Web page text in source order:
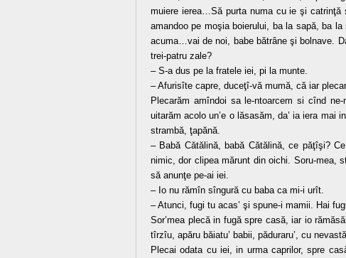
muiere ierea…Să purta numa cu ie şi
amandoo pe moşia boierului, ba la sapă, ba
acuma…vai de noi, babe bătrâne şi bolnave.
trei-patru zale?
– S-a dus pe la fratele iei, pi la munte.
– Afurisîte capre, duceţî-vă mumă, că iar
Plecarăm amîndoi sa le-ntoarcem si cînd
uitarăm acolo un’e o lăsasăm, da’ ia iera mai
strambă, ţapănă.
– Babă Cătălină, babă Cătălină, ce păţîşi?
nimic, dor clipea mărunt din oichi. Soru-mea,
să anunţe pe-ai iei.
– Io nu rămîn sîngură cu baba ca mi-i urît.
– Atunci, fugi tu acas’ şi spune-i mamii. Hai
Sor’mea plecă in fugă spre casă, iar io
tîrzîu, apăru băiatu’ babii, păduraru’, cu
Plecai odata cu iei, in urma caprilor, spre